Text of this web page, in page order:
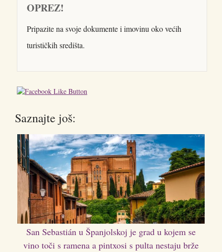
OPREZ!
Pripazite na svoje dokumente i imovinu oko većih
turističkih središta.
Saznajte još:
San Sebastián u Španjolskoj je grad u kojem se
vino toči s ramena a pintxosi s pulta nestaju brže